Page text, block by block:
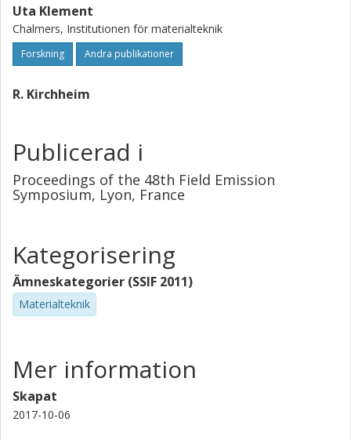
Uta Klement
Chalmers, Institutionen för materialteknik
Forskning Andra publikationer
R. Kirchheim
Publicerad i
Proceedings of the 48th Field Emission
Symposium, Lyon, France
Kategorisering
Ämneskategorier (SSIF 2011)
Materialteknik
Mer information
Skapat
2017-10-06